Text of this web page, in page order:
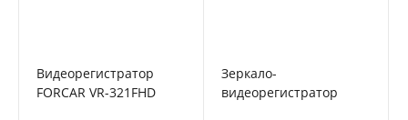
Видеорегистратор
FORCAR VR-321FHD
Зеркало-
видеорегистратор